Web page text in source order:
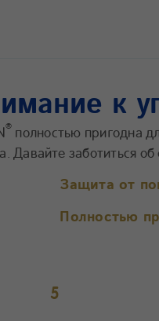
к
® полностью пригодна
Давайте заботиться
Защита от
Полностью
5